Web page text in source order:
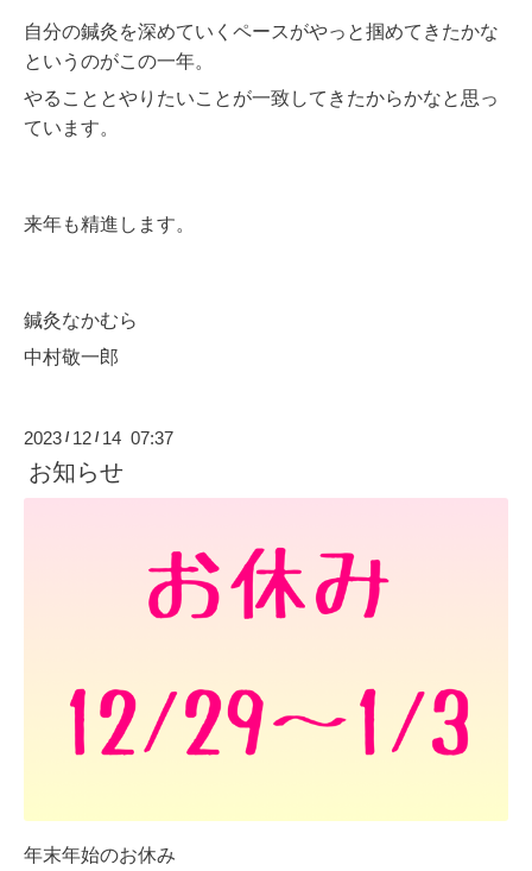
自分の鍼灸を深めていくペースがやっと掴めてきたかな
というのがこの一年。
やることとやりたいことが一致してきたからかなと思っ
ています。
来年も精進します。
鍼灸なかむら
中村敬一郎
2023 / 12 / 14 07:37
お知らせ
年末年始のお休み